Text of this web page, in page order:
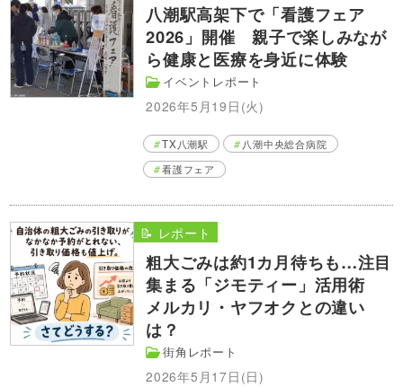
八潮駅高架下で「看護フェア
2026」開催 親子で楽しみなが
ら健康と医療を身近に体験
イベントレポート
2026年5月19日(火)
TX八潮駅
八潮中央総合病院
看護フェア
粗大ごみは約1カ月待ちも…注目
集まる「ジモティー」活用術
メルカリ・ヤフオクとの違い
は？
街角レポート
2026年5月17日(日)
📝 レポート